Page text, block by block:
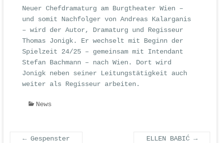
Neuer Chefdramaturg am Burgtheater Wien –
und somit Nachfolger von Andreas Kalarganis
– wird der Autor, Dramaturg und Regisseur
Thomas Jonigk. Er wechselt mit Beginn der
Spielzeit 24/25 – gemeinsam mit Intendant
Stefan Bachmann – nach Wien. Dort wird
Jonigk neben seiner Leitungstätigkeit auch
weiter als Regisseur arbeiten.
News
←Gespenster ELLEN BABIĆ→